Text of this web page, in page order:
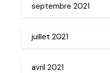
septembre 2021
juillet 2021
avril 2021